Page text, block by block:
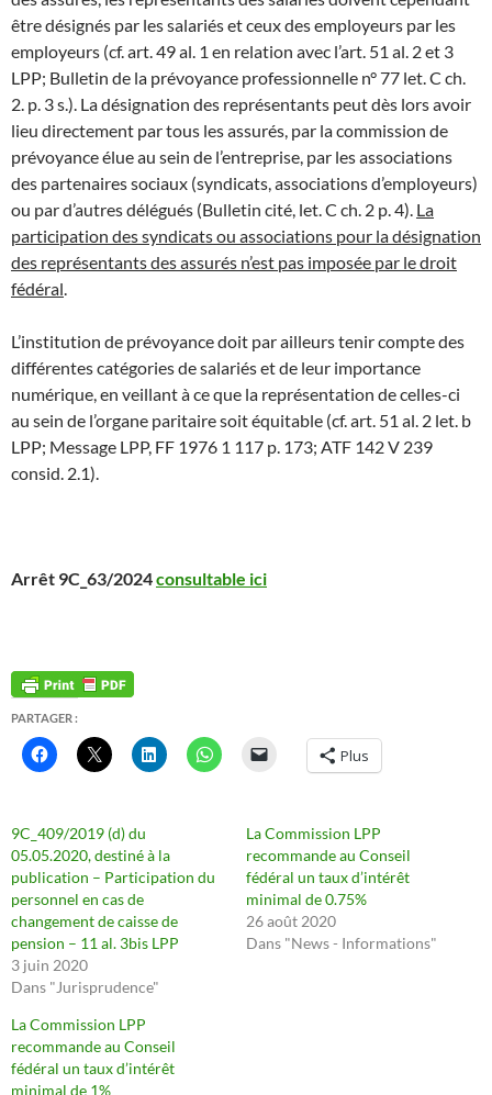
être désignés par les salariés et ceux des employeurs par les
employeurs (cf. art. 49 al. 1 en relation avec l’art. 51 al. 2 et 3
LPP; Bulletin de la prévoyance professionnelle n° 77 let. C ch.
2. p. 3 s.). La désignation des représentants peut dès lors avoir
lieu directement par tous les assurés, par la commission de
prévoyance élue au sein de l’entreprise, par les associations
des partenaires sociaux (syndicats, associations d’employeurs)
ou par d’autres délégués (Bulletin cité, let. C ch. 2 p. 4). La
participation des syndicats ou associations pour la désignation
des représentants des assurés n’est pas imposée par le droit
fédéral
L’institution de prévoyance doit par ailleurs tenir compte des
différentes catégories de salariés et de leur importance
numérique, en veillant à ce que la représentation de celles-ci
au sein de l’organe paritaire soit équitable (cf. art. 51 al. 2 let. b
LPP; Message LPP, FF 1976 1 117 p. 173; ATF 142 V 239
consid. 2.1).
Arrêt 9C_63/2024consultable ici
PARTAGER :
Plus
9C_409/2019 (d) du
05.05.2020, destiné à la
publication – Participation du
personnel en cas de
changement de caisse de
pension – 11 al. 3bis LPP
3 juin 2020
Dans "Jurisprudence"
La Commission LPP
recommande au Conseil
fédéral un taux d’intérêt
minimal de 0.75%
26 août 2020
Dans "News - Informations"
La Commission LPP
recommande au Conseil
fédéral un taux d’intérêt
minimal de 1%